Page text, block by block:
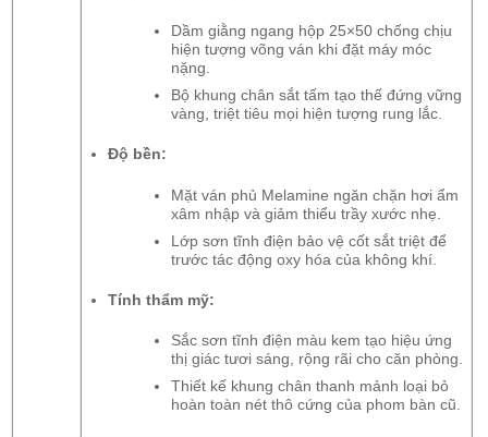
Dầm giằng ngang hộp 25×50 chống chịu
hiện tượng võng ván khi đặt máy móc
nặng.
Bộ khung chân sắt tấm tạo thế đứng vững
vàng, triệt tiêu mọi hiện tượng rung lắc.
Độ bền:
Mặt ván phủ Melamine ngăn chặn hơi ẩm
xâm nhập và giảm thiểu trầy xước nhẹ.
Lớp sơn tĩnh điện bảo vệ cốt sắt triệt để
trước tác động oxy hóa của không khí.
Tính thẩm mỹ:
Sắc sơn tĩnh điện màu kem tạo hiệu ứng
thị giác tươi sáng, rộng rãi cho căn phòng.
Thiết kế khung chân thanh mảnh loại bỏ
hoàn toàn nét thô cứng của phom bàn cũ.